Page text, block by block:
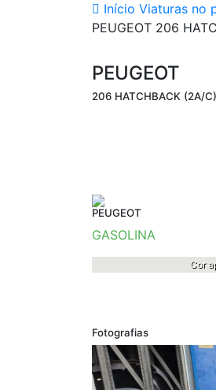
Início Viaturas no
PEUGEOT 206
PEUGEOT
206 HATCHBACK (2A/
PEUGEOT
GASOLINA
Cor
Fotografias